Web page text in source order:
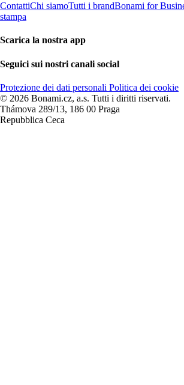
ContattiChi siamoTutti i brandBonami for
stampa
Scarica la nostra app
Seguici sui nostri canali social
Protezione dei dati personali Politica dei cookie
© 2026 Bonami.cz, a.s. Tutti i diritti riservati.
Thámova 289/13, 186 00 Praga
Repubblica Ceca